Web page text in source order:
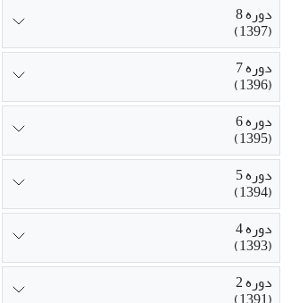
دوره 8
(1397)
دوره 7
(1396)
دوره 6
(1395)
دوره 5
(1394)
دوره 4
(1393)
دوره 2